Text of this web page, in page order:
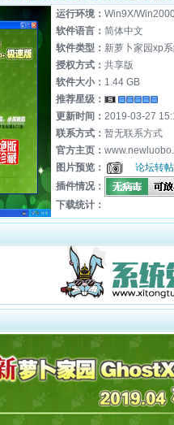
运行环境： Win9X/
软件语言： 简体中文
软件类型： 新萝卜家园xp
授权方式： 共享版
软件大小： 1.44 GB
推荐星级：
更新时间： 2019-03-27
联系方式： 暂无联系方式
官方主页：
图片预览：
论坛转帖
插件情况：
下载统计：